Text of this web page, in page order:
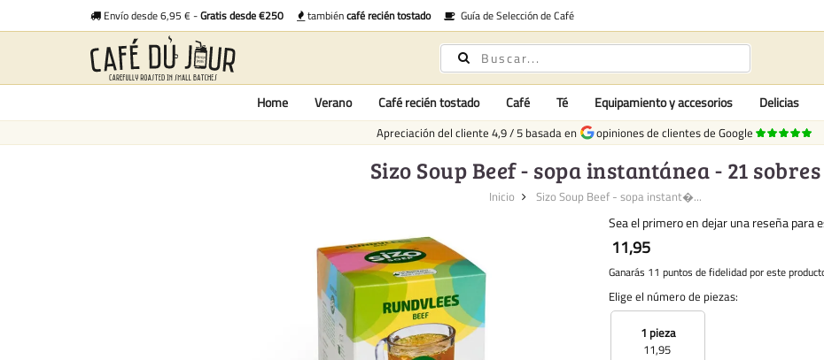
Envío desde 6,95 € -Gratis desde €250 tambiéncafé recién tostado Guía de Selección de Café
Home Verano Café recién tostado Café Té Equipamiento y accesorios Delicias
Apreciación del cliente 4,9/5 basada en opiniones de clientes de Google
Sizo Soup Beef - sopa instantánea - 21 sobres
Inicio Sizo Soup Beef - sopa instant�...
Sea el primero en dejar una reseña para
11,95
Ganarás 11 puntos de fidelidad por este
Elige el número de piezas:
1 pieza
11,95